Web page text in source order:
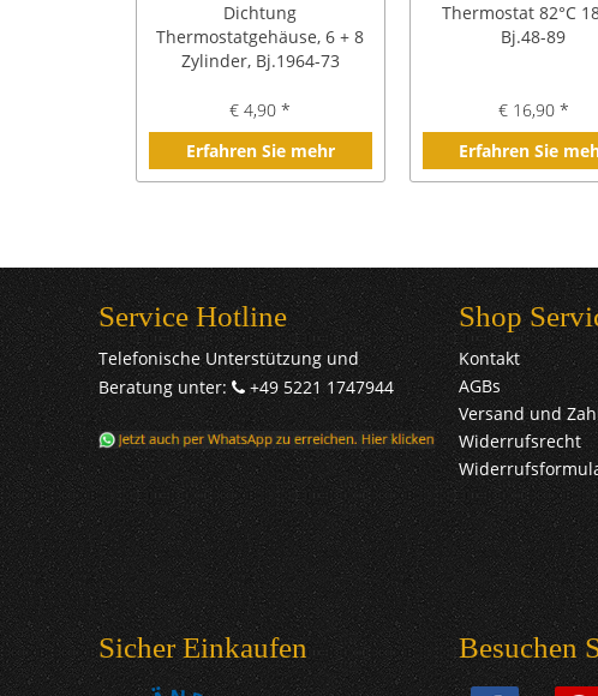
Dichtung
Thermostatgehäuse, 6 + 8
Zylinder, Bj.1964-73
€ 4,90 *
Erfahren Sie mehr
Thermostat 82°C
Bj.48-89
€ 16,90 *
Erfahren Sie
Service Hotline
Telefonische Unterstützung und
Beratung unter:
+49 5221 1747944
Shop
Kontakt
AGBs
Versand und
Widerrufsrecht
Sicher Einkaufen Besuchen